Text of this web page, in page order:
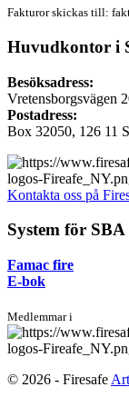
Fakturor skickas till:
Huvudkontor i
Besöksadress:
Vretensborgsvägen
Postadress:
Box 32050, 126 11
Kontakta oss på
System för SBA
Famac fire
E-bok
Medlemmar i
© 2026 - Firesafe